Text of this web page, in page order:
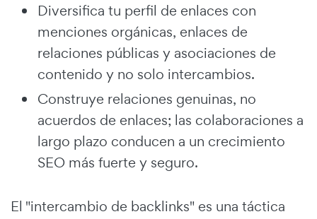
Diversifica tu perfil de enlaces con
menciones orgánicas, enlaces de
relaciones públicas y asociaciones de
contenido y no solo intercambios.
Construye relaciones genuinas, no
acuerdos de enlaces; las colaboraciones a
largo plazo conducen a un crecimiento
SEO más fuerte y seguro.
El "intercambio de backlinks" es una táctica